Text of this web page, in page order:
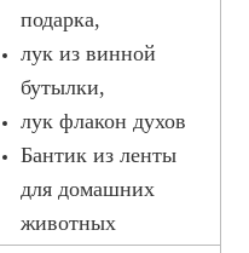
подарка,
лук из винной
бутылки,
лук флакон духов
Бантик из ленты
для домашних
животных